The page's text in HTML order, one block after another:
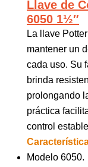
Llave de
6050 1½″
La llave
mantener un
cada uso. Su
brinda
prolongando
práctica
control
Modelo 6050.